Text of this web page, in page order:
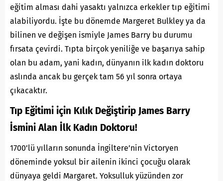
eğitim alması dahi yasaktı yalnızca erkekler tıp eğitimi
alabiliyordu. İşte bu dönemde Margeret Bulkley ya da
bilinen ve değişen ismiyle James Barry bu durumu
fırsata çevirdi. Tıpta birçok yeniliğe ve başarıya sahip
olan bu adam, yani kadın, dünyanın ilk kadın doktoru
aslında ancak bu gerçek tam 56 yıl sonra ortaya
çıkacaktır.
Tıp Eğitimi için Kılık Değiştirip James Barry
İsmini Alan İlk Kadın Doktoru!
1700’lü yılların sonunda İngiltere’nin Victoryen
döneminde yoksul bir ailenin ikinci çocuğu olarak
dünyaya geldi Margaret. Yoksulluk yüzünden zor